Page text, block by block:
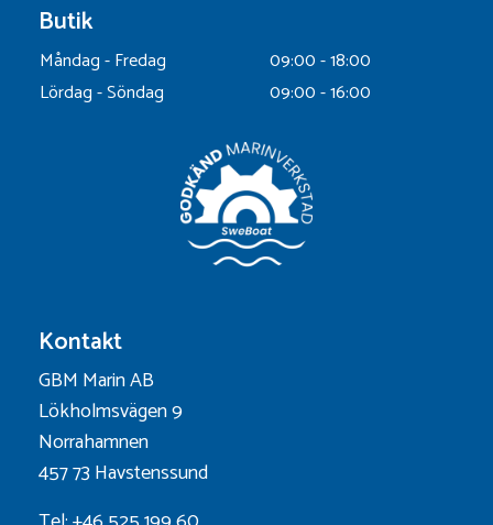
Butik
Måndag - Fredag
09:00 - 18:00
Lördag - Söndag
09:00 - 16:00
Kontakt
GBM Marin AB
Lökholmsvägen 9
Norrahamnen
457 73 Havstenssund